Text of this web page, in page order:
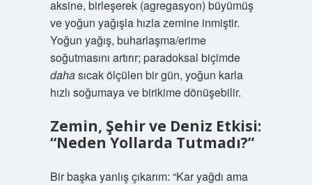
aksine, birleşerek (agregasyon) büyümüş
ve yoğun yağışla hızla zemine inmiştir.
Yoğun yağış, buharlaşma/erime
soğutmasını artırır; paradoksal biçimde
dahasıcak ölçülen bir gün, yoğun karla
hızlı soğumaya ve birikime dönüşebilir.
Zemin, Şehir ve Deniz Etkisi:
“Neden Yollarda Tutmadı?”
Bir başka yanlış çıkarım: “Kar yağdı ama